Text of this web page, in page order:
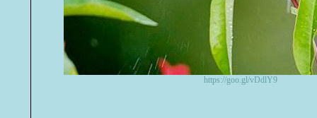
https://goo.gl/vDdlY9